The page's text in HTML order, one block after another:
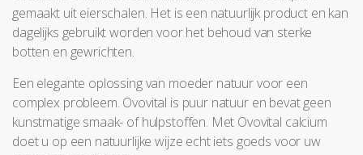
gemaakt uit eierschalen. Het is een natuurlijk product en kan
dagelijks gebruikt worden voor het behoud van sterke
botten en gewrichten.
Een elegante oplossing van moeder natuur voor een
complex probleem. Ovovital is puur natuur en bevat geen
kunstmatige smaak- of hulpstoffen. Met Ovovital calcium
doet u op een natuurlijke wijze echt iets goeds voor uw